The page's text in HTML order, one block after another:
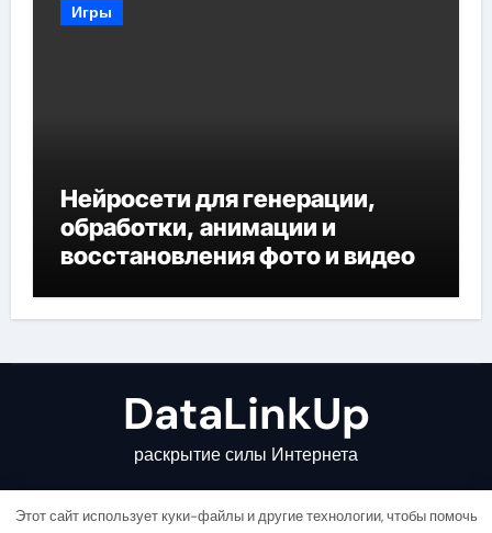
Игры
Нейросети для генерации,
обработки, анимации и
восстановления фото и видео
DataLinkUp
раскрытие силы Интернета
Этот сайт использует куки-файлы и другие технологии, чтобы помочь